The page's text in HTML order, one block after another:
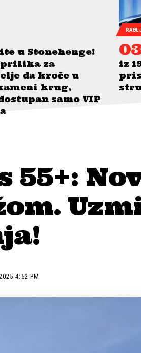
u Stonehenge!
za
da kroče u
krug,
samo VIP
iz
55+:
4:52 PM